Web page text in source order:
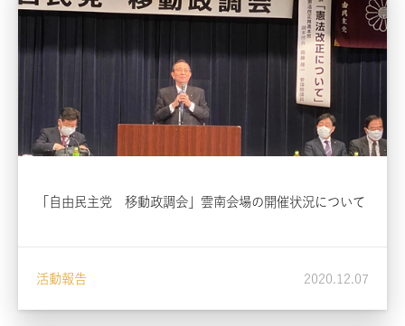
「自由民主党 移動政調会」雲南会場の開催状況について
活動報告 2020.12.07